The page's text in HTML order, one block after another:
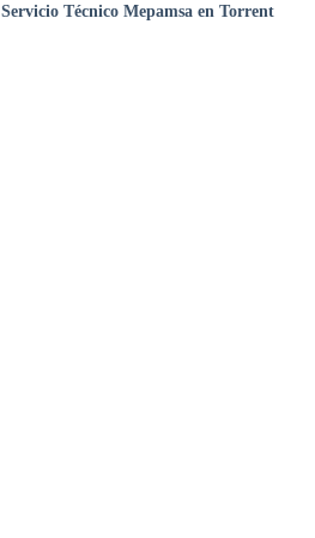
Servicio Técnico Mepamsa en Torrent